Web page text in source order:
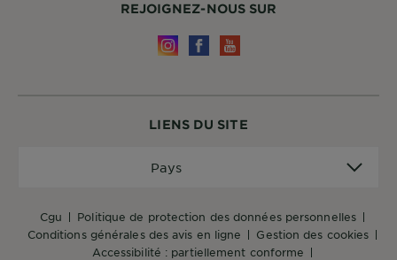
LIENS DU SITE
cgu
politique de protection des données personnelles
conditions générales des avis en ligne
gestion des cookies
accessibilité : partiellement conforme
Pays
REJOIGNEZ-NOUS SUR